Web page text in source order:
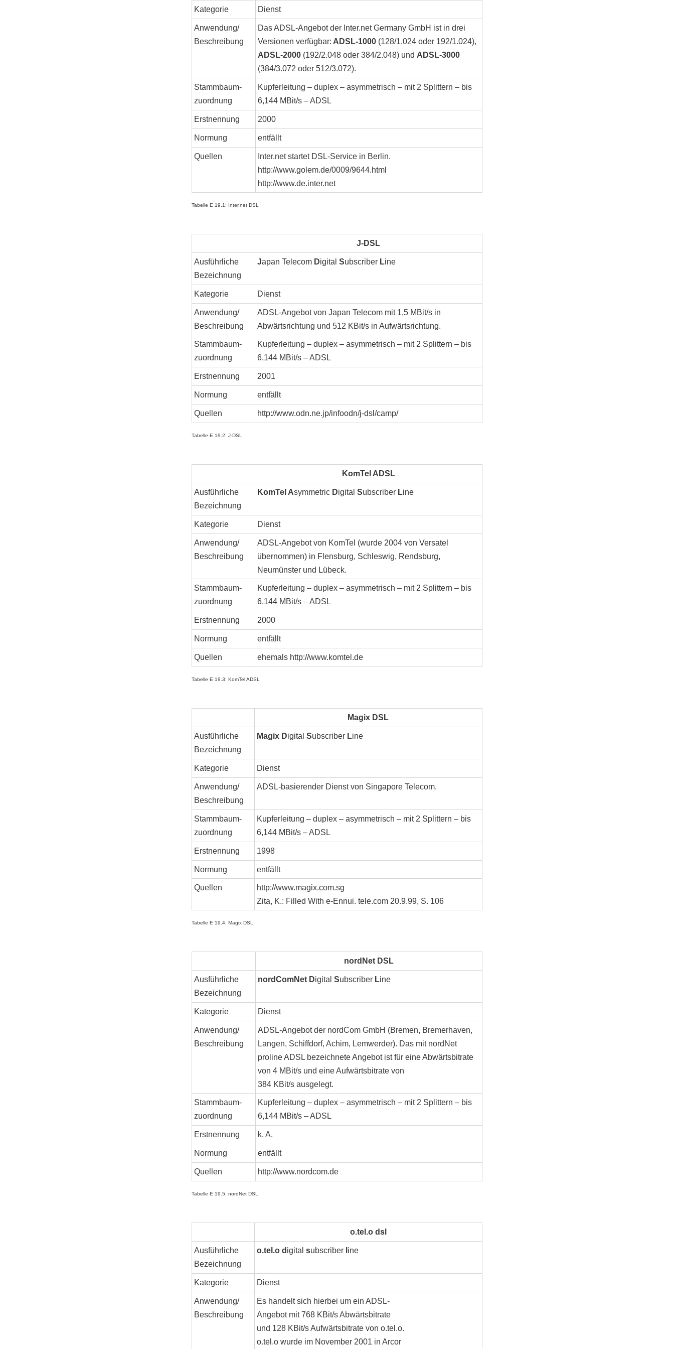
Kategorie Dienst
Anwendung/
Beschreibung
Das ADSL-Angebot der Inter.net Germany GmbH ist in drei
Versionen verfügbar: ADSL-1000 (128/1.024 oder 192/1.024),
ADSL-2000(192/2.048 oder 384/2.048) und ADSL-3000
(384/3.072 oder 512/3.072).
Stammbaum-
zuordnung
Kupferleitung – duplex – asymmetrisch – mit 2 Splittern – bis
6,144 MBit/s – ADSL
Erstnennung 2000
Normung entfällt
Quellen
Inter.net startet DSL-Service in Berlin.
http://www.golem.de/0009/9644.html
http://www.de.inter.net
Tabelle E 19.1: Inter.net DSL
J-DSL
Ausführliche
Bezeichnung
Japan Telecom Digital Subscriber Line
Kategorie Dienst
Anwendung/
Beschreibung
ADSL-Angebot von Japan Telecom mit 1,5 MBit/s in
Abwärtsrichtung und 512 KBit/s in Aufwärtsrichtung.
Stammbaum-
zuordnung
Kupferleitung – duplex – asymmetrisch – mit 2 Splittern – bis
6,144 MBit/s – ADSL
Erstnennung 2001
Normung entfällt
Quellen http://www.odn.ne.jp/infoodn/j-dsl/camp/
Tabelle E 19.2: J-DSL
KomTel ADSL
Ausführliche
Bezeichnung
KomTel Asymmetric Digital Subscriber Line
Kategorie Dienst
Anwendung/
Beschreibung
ADSL-Angebot von KomTel (wurde 2004 von Versatel
übernommen) in Flensburg, Schleswig, Rendsburg,
Neumünster und Lübeck.
Stammbaum-
zuordnung
Kupferleitung – duplex – asymmetrisch – mit 2 Splittern – bis
6,144 MBit/s – ADSL
Erstnennung 2000
Normung entfällt
Quellen ehemals http://www.komtel.de
Tabelle E 19.3: KomTel ADSL
Magix DSL
Ausführliche
Bezeichnung
Magix Digital SubscriberLine
Kategorie Dienst
Anwendung/
Beschreibung
ADSL-basierender Dienst von Singapore Telecom.
Stammbaum-
zuordnung
Kupferleitung – duplex – asymmetrisch – mit 2 Splittern – bis
6,144 MBit/s – ADSL
Erstnennung 1998
Normung entfällt
Quellen
http://www.magix.com.sg
Zita, K.: Filled With e-Ennui. tele.com 20.9.99, S. 106
Tabelle E 19.4: Magix DSL
nordNet DSL
Ausführliche
Bezeichnung
nordComNet Digital SubscriberLine
Kategorie Dienst
Anwendung/
Beschreibung
ADSL-Angebot der nordCom GmbH (Bremen, Bremerhaven,
Langen, Schiffdorf, Achim, Lemwerder). Das mit nordNet
proline ADSL bezeichnete Angebot ist für eine Abwärtsbitrate
von 4 MBit/s und eine Aufwärtsbitrate von
384 KBit/s ausgelegt.
Stammbaum-
zuordnung
Kupferleitung – duplex – asymmetrisch – mit 2 Splittern – bis
6,144 MBit/s – ADSL
Erstnennung k. A.
Normung entfällt
Quellen http://www.nordcom.de
Tabelle E 19.5: nordNet DSL
o.tel.o dsl
Ausführliche
Bezeichnung
o.tel.o d igital subscriberl ine
Kategorie Dienst
Anwendung/
Beschreibung
Es handelt sich hierbei um ein ADSL-
Angebot mit 768 KBit/s Abwärtsbitrate
und 128 KBit/s Aufwärtsbitrate von o.tel.o.
o.tel.o wurde im November 2001 in Arcor